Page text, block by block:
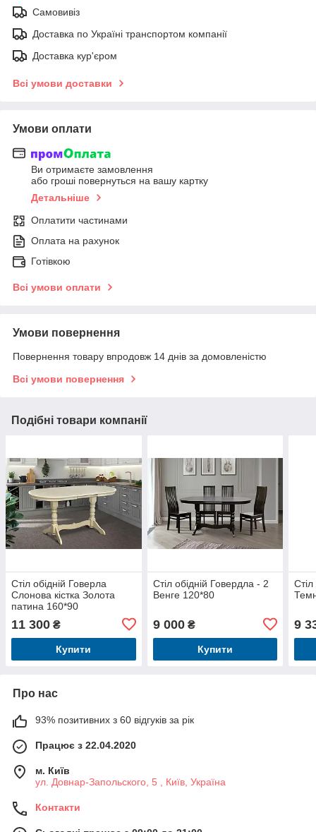
Самовивіз
Доставка по Україні транспортом компанії
Доставка кур'єром
Всі умови доставки
Умови оплати
Ви отримаєте замовлення
або гроші повернуться на вашу картку
Детальніше
Оплатити частинами
Оплата на рахунок
Готівкою
Всі умови оплати
Умови повернення
Повернення товару впродовж 14 днів за домовленістю
Всі умови повернення
Подібні товари компанії
Стіл обідній Говерла
Слонова кістка Золота
патина 160*90
11 300 ₴
Купити
Стіл обідній Говердла - 2
Венге 120*80
9 000₴
Купити
9
Про нас
93% позитивних з 60 відгуків за рік
Працює з 22.04.2020
м. Київ
ул. Довнар-Запольского, 5 , Київ, Україна
Контакти